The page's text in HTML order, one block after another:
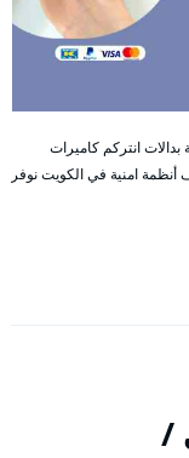
انتركم كاميرات
امنية في الكويت نوفر
/